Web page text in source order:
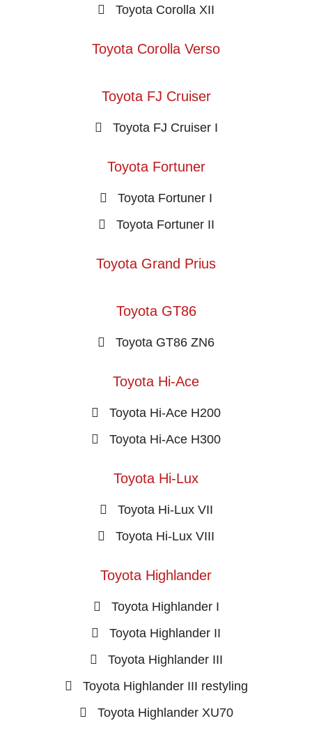
Toyota Corolla XII
Toyota Corolla Verso
Toyota FJ Cruiser
Toyota FJ Cruiser I
Toyota Fortuner
Toyota Fortuner I
Toyota Fortuner II
Toyota Grand Prius
Toyota GT86
Toyota GT86 ZN6
Toyota Hi-Ace
Toyota Hi-Ace H200
Toyota Hi-Ace H300
Toyota Hi-Lux
Toyota Hi-Lux VII
Toyota Hi-Lux VIII
Toyota Highlander
Toyota Highlander I
Toyota Highlander II
Toyota Highlander III
Toyota Highlander III restyling
Toyota Highlander XU70